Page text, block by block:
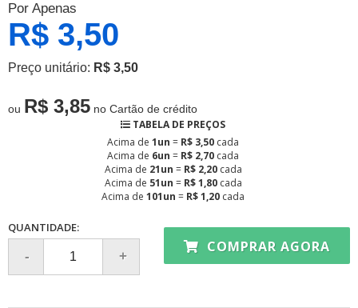
Por Apenas
R$ 3,50
Preço unitário: R$ 3,50
ou R$ 3,85 no Cartão de crédito
TABELA DE PREÇOS
Acima de 1un = R$ 3,50 cada
Acima de 6un = R$ 2,70 cada
Acima de 21un = R$ 2,20 cada
Acima de 51un = R$ 1,80 cada
Acima de 101un = R$ 1,20 cada
QUANTIDADE:
COMPRAR AGORA